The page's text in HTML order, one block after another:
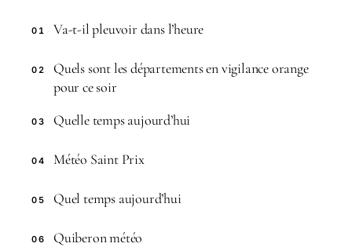
01 Va-t-il pleuvoir dans l’heure
02
Quels sont les départements en vigilance orange
pour ce soir
03 Quelle temps aujourd’hui
04 Météo Saint Prix
05 Quel temps aujourd’hui
06 Quiberon météo